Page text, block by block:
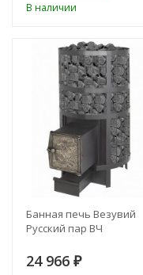
В наличии
Банная печь Везувий
Русский пар ВЧ
24 966 ₽